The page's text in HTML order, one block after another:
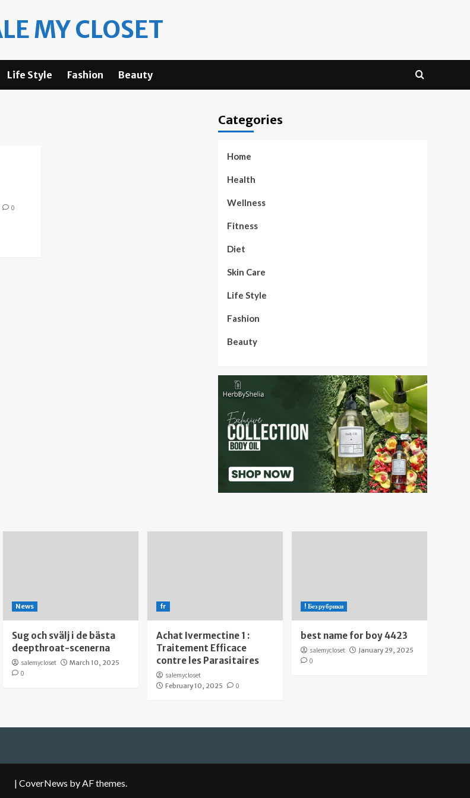
MY CLOSET
Life Style Fashion Beauty
0
Categories
Home
Health
Wellness
Fitness
Diet
Skin Care
Life Style
Fashion
Beauty
News
Sug och svälj i de bästa
deepthroat-scenerna
salemycloset
March 10, 2025
0
fr
Achat Ivermectine 1 :
Traitement Efficace
contre les Parasitaires
salemycloset
February 10, 2025
0
! Без рубрики
best name for boy 4423
salemycloset
January 29, 2025
0
| CoverNews by AF themes.